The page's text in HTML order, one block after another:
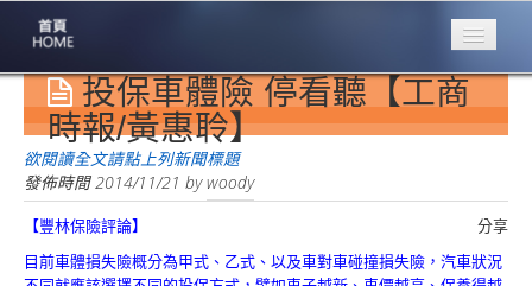
專業豐林
Professional
保險大家談
1386集
台灣商業保險
第一品牌
投保車體險 停看聽【工商
時報/黃惠聆】
欲閱讀全文請點上列新聞標題
發佈時間2014/11/21 bywoody
分享
【豐林保險評論】
目前車體損失險概分為甲式、乙式、以及車對車碰撞損失險，汽車狀況